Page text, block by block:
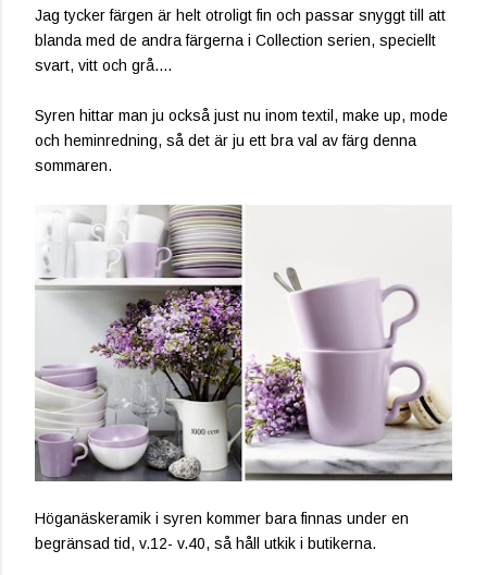
Jag tycker färgen är helt otroligt fin och passar snyggt till att
blanda med de andra färgerna i Collection serien, speciellt
svart, vitt och grå....
Syren hittar man ju också just nu inom textil, make up, mode
och heminredning, så det är ju ett bra val av färg denna
sommaren.
Höganäskeramik i syren kommer bara finnas under en
begränsad tid, v.12- v.40, så håll utkik i butikerna.